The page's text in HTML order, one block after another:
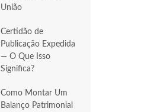
União
Certidão de
Publicação Expedida
— O Que Isso
Significa?
Como Montar Um
Balanço Patrimonial